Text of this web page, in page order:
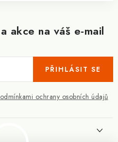
akce na váš e-mail
ochrany osobních údajů
PŘIHLÁSIT SE